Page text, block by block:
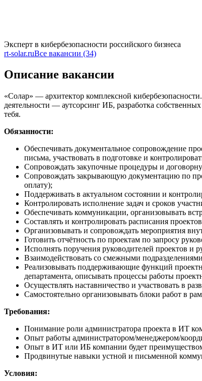
Эксперт в кибербезопасности российского бизнеса
rt-solar.ruВсе вакансии (34)
Описание вакансии
«Солар» — архитектор комплексной
деятельности — аутсорсинг ИБ, разработка
тебя.
Обязанности:
Обеспечивать документальное сопровождение
письма, участвовать в подготовке и
Сопровождать закупочные процедуры и
Сопровождать закрывающую документацию по
оплату);
Поддерживать в актуальном состоянии и
Контролировать исполнение задач и сроков
Обеспечивать коммуникации, организовывать
Составлять и контролировать расписания
Организовывать и сопровождать мероприятия
Готовить отчётность по проектам по запросу
Исполнять поручения руководителей проектов и
Взаимодействовать со смежными
Реализовывать поддерживающие функций
департамента, описывать процессы работы
Осуществлять наставничество и участвовать в
Самостоятельно организовывать блоки работ в
Требования:
Понимание роли администратора проекта в ИТ
Опыт работы администратором/менеджером/
Опыт в ИТ или ИБ компании будет
Продвинутые навыки устной и письменной
Условия: